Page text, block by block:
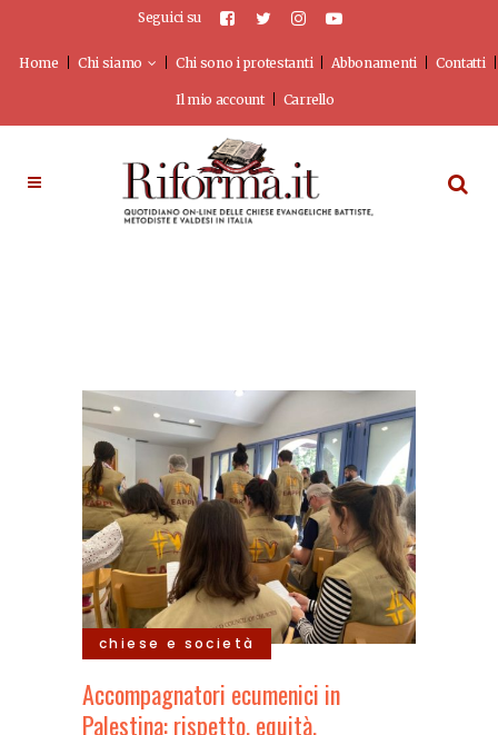
Seguici su
Home Chi siamo Chi sono i protestanti Abbonamenti Contatti
Il mio account Carrello
chiese e società
Accompagnatori ecumenici in
Palestina: rispetto, equità,